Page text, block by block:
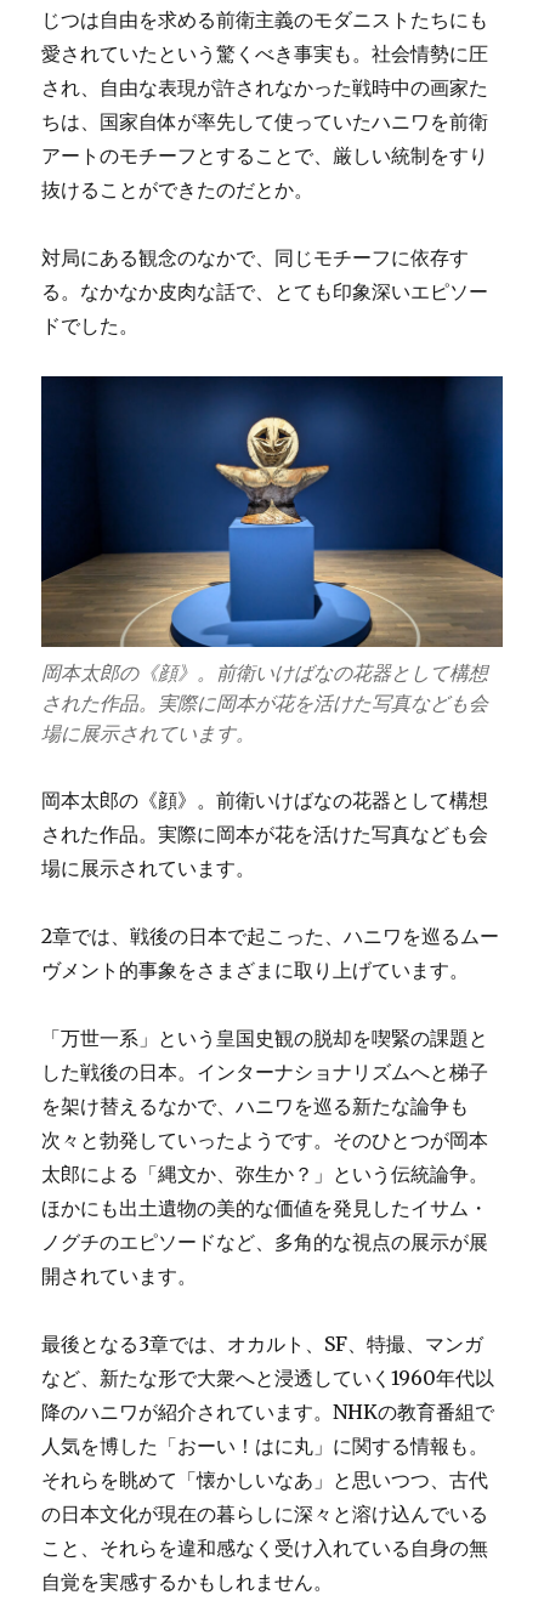
じつは自由を求める前衛主義のモダニストたちにも
愛されていたという驚くべき事実も。社会情勢に圧
され、自由な表現が許されなかった戦時中の画家た
ちは、国家自体が率先して使っていたハニワを前衛
アートのモチーフとすることで、厳しい統制をすり
抜けることができたのだとか。
対局にある観念のなかで、同じモチーフに依存す
る。なかなか皮肉な話で、とても印象深いエピソー
ドでした。
岡本太郎の《顔》。前衛いけばなの花器として構想
された作品。実際に岡本が花を活けた写真なども会
場に展示されています。
岡本太郎の《顔》。前衛いけばなの花器として構想
された作品。実際に岡本が花を活けた写真なども会
場に展示されています。
2章では、戦後の日本で起こった、ハニワを巡るムー
ヴメント的事象をさまざまに取り上げています。
「万世一系」という皇国史観の脱却を喫緊の課題と
した戦後の日本。インターナショナリズムへと梯子
を架け替えるなかで、ハニワを巡る新たな論争も
次々と勃発していったようです。そのひとつが岡本
太郎による「縄文か、弥生か？」という伝統論争。
ほかにも出土遺物の美的な価値を発見したイサム・
ノグチのエピソードなど、多角的な視点の展示が展
開されています。
最後となる3章では、オカルト、SF、特撮、マンガ
など、新たな形で大衆へと浸透していく1960年代以
降のハニワが紹介されています。NHKの教育番組で
人気を博した「おーい！はに丸」に関する情報も。
それらを眺めて「懐かしいなあ」と思いつつ、古代
の日本文化が現在の暮らしに深々と溶け込んでいる
こと、それらを違和感なく受け入れている自身の無
自覚を実感するかもしれません。